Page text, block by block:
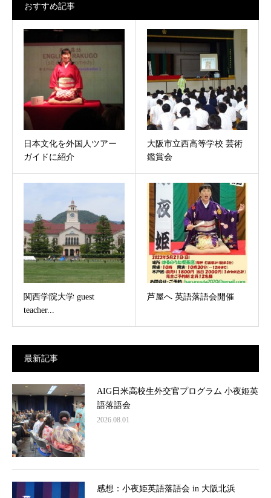
おすすめ記事
日本文化を外国人ツアー
ガイドに紹介
大阪市立西高等学校 芸術
鑑賞会
関西学院大学 guest
teacher...
芦屋へ 英語落語会開催
最新記事
AIG日米高校生外交官プログラム 小夜姫英
語落語会
2026.08.01
感想：小夜姫英語落語会 in 大阪北浜